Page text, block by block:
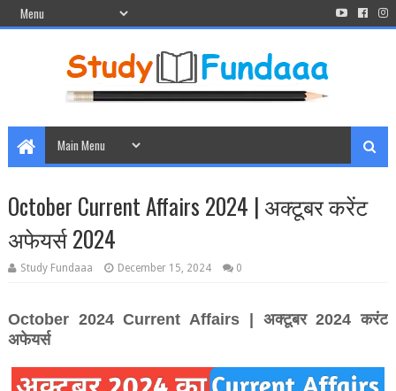
October Current Affairs 2024 | अक्‍टूबर करेंट
अफेयर्स 2024
Study Fundaaa December 15, 2024 0
October 2024 Current Affairs | अक्‍टूबर2024 करंट
अफेयर्स